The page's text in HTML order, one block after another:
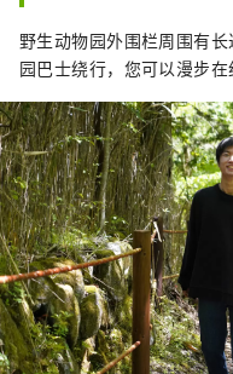
野生动物园外围栏周围有
园巴士绕行，您可以漫步在